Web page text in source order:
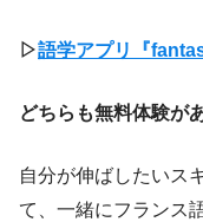
▷語学アプリ『
どちらも無料体験が
自分が伸ばしたいス
て、一緒にフランス